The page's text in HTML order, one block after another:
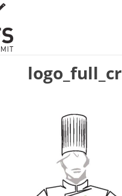
logo_full_cr